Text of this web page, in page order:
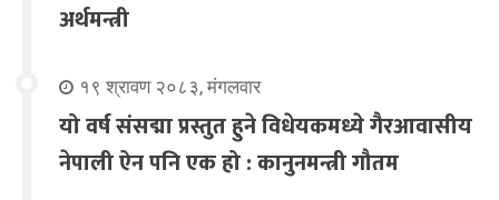
अर्थमन्त्री
१९ श्रावण २०८३, मंगलवार
यो वर्ष संसद्मा प्रस्तुत हुने विधेयकमध्ये गैरआवासीय
नेपाली ऐन पनि एक हो : कानुनमन्त्री गौतम